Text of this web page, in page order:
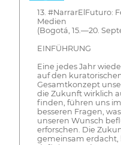
13. #NarrarElFuturo:
Medien
(Bogotá, 15.—20.
EINFÜHRUNG
Eine jedes Jahr
auf den
Gesamtkonzept
die Zukunft wirklich
finden, führen uns
besseren Fragen,
unseren Wunsch
erforschen. Die
gemeinsam